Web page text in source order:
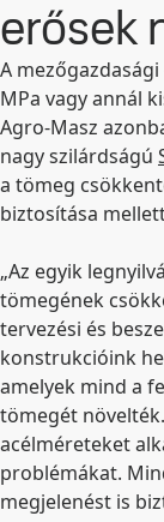
erősek
A
MPa vagy annál
Agro-Masz
nagy szilárdságú
a tömeg
biztosítása
„Az egyik
tömegének
tervezési és
konstrukcióink
amelyek mind a
tömegét
acélméreteket
problémákat.
megjelenést is